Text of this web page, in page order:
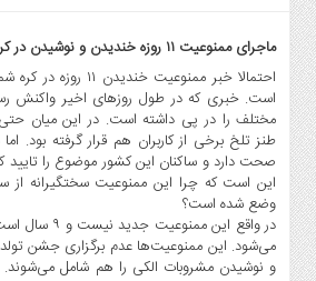
الملل
گزارش
یادداشت
سیاست
حفظ
حریم
خصوصی
منوی
اصلی
ماجرای ممنوعیت ۱۱ روزه خندیدن و نوشیدن در کره شمالی
احتمالا خبر ممنوعیت
است. خبری که در طول روز‌های اخیر واکنش
مختلف را در پی داشته است. در این میان
طنز تلخ برخی از کاربران هم قرار گرفته بود.
صحت دارد و ساکنان این کشور موضوع را تایید
این است که چرا این ممنوعیت سختگیرانه
وضع شده است؟
در واقع این
می‌شود. این ممنوعیت‌ها عدم برگزاری جشن
و نوشیدن مشروبات الکی را هم شامل می‌شوند.